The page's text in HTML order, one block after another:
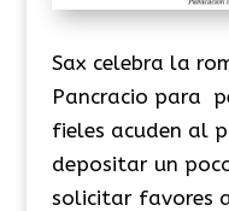
Sax celebra la
Pancracio para
fieles acuden al
depositar un
solicitar favores